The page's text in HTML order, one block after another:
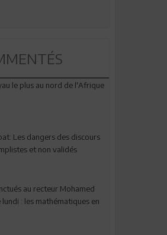
le plus au nord de l'Afrique
Les dangers des discours
et non validés
au recteur Mohamed
lundi : les mathématiques en